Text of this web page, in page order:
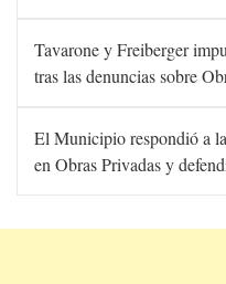
Tavarone y Freiberger
tras las denuncias sobre
El Municipio respondió a
en Obras Privadas y